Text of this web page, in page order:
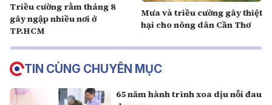
Triều cường rằm tháng 8
gây ngập nhiều nơi ở
TP.HCM
Mưa và triều cường gây thiệt
hại cho nông dân Cần Thơ
TIN CÙNG CHUYÊN MỤC
65 năm hành trình xoa dịu nỗi đau